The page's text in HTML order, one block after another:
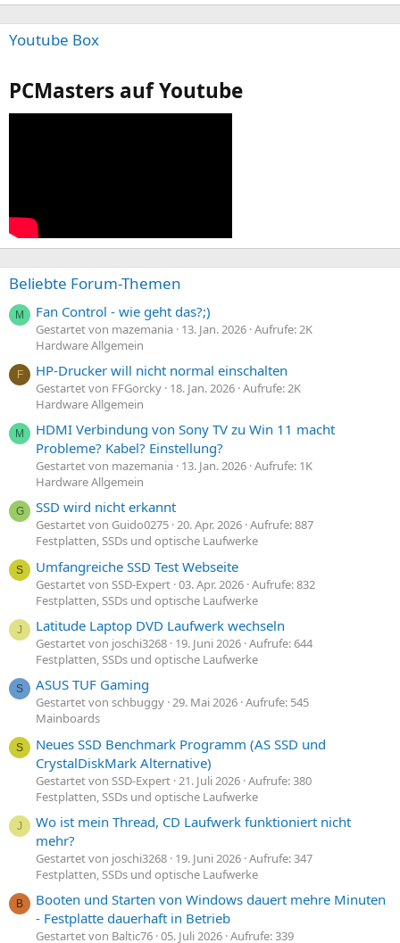
Youtube Box
PCMasters auf Youtube
Beliebte Forum-Themen
M Fan Control - wie geht das?;)
Gestartet von mazemania 13. Jan. 2026 Aufrufe: 2K
Hardware Allgemein
F HP-Drucker will nicht normal einschalten
Gestartet von FFGorcky 18. Jan. 2026 Aufrufe: 2K
Hardware Allgemein
M
HDMI Verbindung von Sony TV zu Win 11 macht
Probleme? Kabel? Einstellung?
Gestartet von mazemania 13. Jan. 2026 Aufrufe: 1K
Hardware Allgemein
G SSD wird nicht erkannt
Gestartet von Guido0275 20. Apr. 2026 Aufrufe: 887
Festplatten, SSDs und optische Laufwerke
S Umfangreiche SSD Test Webseite
Gestartet von SSD-Expert 03. Apr. 2026 Aufrufe: 832
Festplatten, SSDs und optische Laufwerke
J Latitude Laptop DVD Laufwerk wechseln
Gestartet von joschi3268 19. Juni 2026 Aufrufe: 644
Festplatten, SSDs und optische Laufwerke
S ASUS TUF Gaming
Gestartet von schbuggy 29. Mai 2026 Aufrufe: 545
Mainboards
S
Neues SSD Benchmark Programm (AS SSD und
CrystalDiskMark Alternative)
Gestartet von SSD-Expert 21. Juli 2026 Aufrufe: 380
Festplatten, SSDs und optische Laufwerke
J
Wo ist mein Thread, CD Laufwerk funktioniert nicht
mehr?
Gestartet von joschi3268 19. Juni 2026 Aufrufe: 347
Festplatten, SSDs und optische Laufwerke
B
Booten und Starten von Windows dauert mehre Minuten
- Festplatte dauerhaft in Betrieb
Gestartet von Baltic76 05. Juli 2026 Aufrufe: 339